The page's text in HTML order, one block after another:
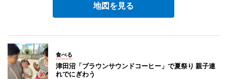
地図を見る
食べる
津田沼「ブラウンサウンドコーヒー」で夏祭り 親子連
れでにぎわう